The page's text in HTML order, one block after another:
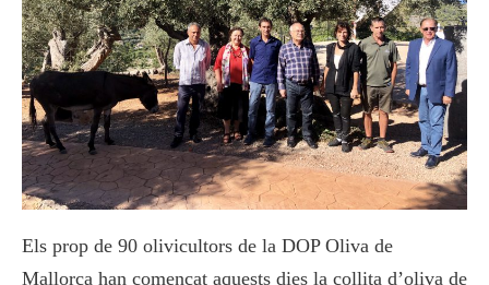
Els prop de 90 olivicultors de la DOP Oliva de
Mallorca han començat aquests dies la collita d’oliva de